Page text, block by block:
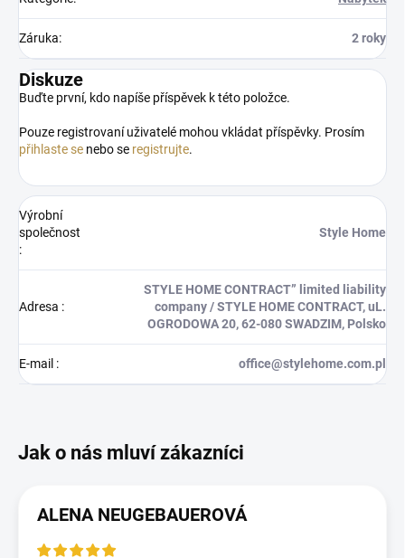
Záruka: 2 roky
Diskuze
Buďte první, kdo napíše příspěvek k této položce.
Pouze registrovaní uživatelé mohou vkládat příspěvky. Prosím
přihlaste se nebo se registrujte.
Výrobní
společnost
:
Style Home
Adresa :
STYLE HOME CONTRACT” limited liability
company / STYLE HOME CONTRACT, uL.
OGRODOWA 20, 62-080 SWADZIM, Polsko
E-mail : office@stylehome.com.pl
ALENA NEUGEBAUEROVÁ